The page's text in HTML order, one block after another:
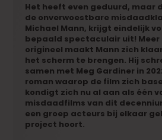
Het heeft even geduurd, maar
de onverwoestbare
Michael Mann, krijgt eindelijk
bepaald spectaculair uit! Meer
origineel maakt Mann zich
het scherm te brengen. Hij
samen met Meg Gardiner in
roman waarop de film zich
kondigt zich nu al aan als één
misdaadfilms van dit
een groep acteurs bij elkaar
project hoort.